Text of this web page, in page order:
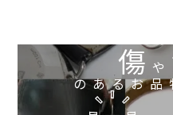
傷や
のあるお